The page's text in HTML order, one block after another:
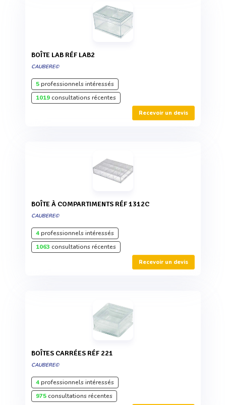
BOÎTE LAB RÉF LAB2
CAUBERE©
5professionnels intéressés
1019consultations récentes
Recevoir un devis
BOÎTE À COMPARTIMENTS RÉF 1312C
CAUBERE©
4professionnels intéressés
1063 consultations récentes
Recevoir un devis
BOÎTES CARRÉES RÉF 221
CAUBERE©
4professionnels intéressés
975consultations récentes